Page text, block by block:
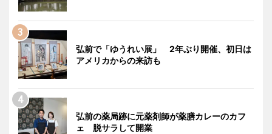
弘前で「ゆうれい展」 2年ぶり開催、初日は
アメリカからの来訪も
弘前の薬局跡に元薬剤師が薬膳カレーのカフ
ェ 脱サラして開業